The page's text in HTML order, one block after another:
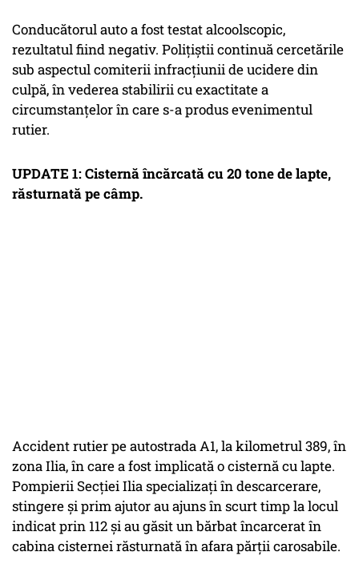
Conducătorul auto a fost testat alcoolscopic,
rezultatul fiind negativ. Poliţiştii continuă cercetările
sub aspectul comiterii infracţiunii de ucidere din
culpă, în vederea stabilirii cu exactitate a
circumstanţelor în care s-a produs evenimentul
rutier.
UPDATE 1: Cisternă încărcată cu 20 tone de lapte,
răsturnată pe câmp.
Accident rutier pe autostrada A1, la kilometrul 389, în
zona Ilia, în care a fost implicată o cisternă cu lapte.
Pompierii Secţiei Ilia specializaţi în descarcerare,
stingere şi prim ajutor au ajuns în scurt timp la locul
indicat prin 112 şi au găsit un bărbat încarcerat în
cabina cisternei răsturnată în afara părţii carosabile.